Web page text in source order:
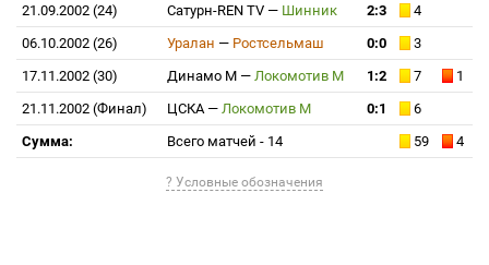
21.09.2002 (24)
Сатурн-REN TV — Шинник 2:3
4
06.10.2002 (26)
Уралан — Ростсельмаш 0:0
3
17.11.2002 (30)
Динамо М — Локомотив М 1:2 7
1
21.11.2002 (Финал)
ЦСКА— Локомотив М 0:1
6
Сумма:
Всего матчей - 14 59 4
? Условные обозначения